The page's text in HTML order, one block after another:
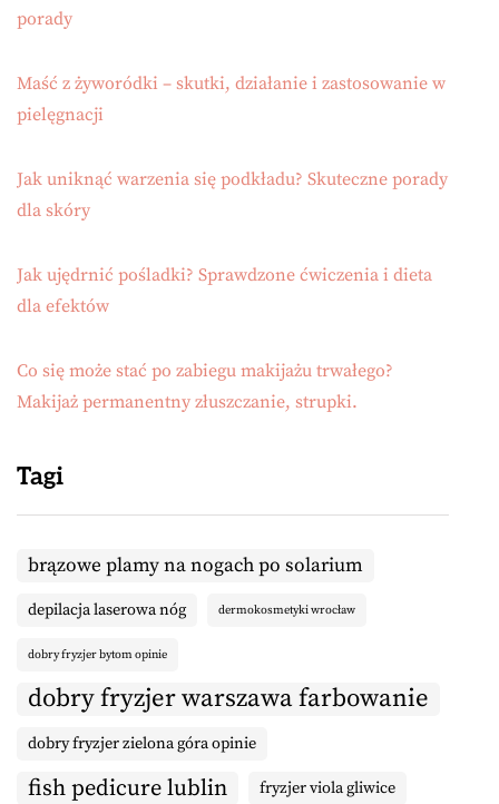
porady
Maść z żyworódki – skutki, działanie i zastosowanie w
pielęgnacji
Jak uniknąć warzenia się podkładu? Skuteczne porady
dla skóry
Jak ujędrnić pośladki? Sprawdzone ćwiczenia i dieta
dla efektów
Co się może stać po zabiegu makijażu trwałego?
Makijaż permanentny złuszczanie, strupki.
Tagi
brązowe plamy na nogach po solarium
depilacja laserowa nóg dermokosmetyki wrocław
dobry fryzjer bytom opinie
dobry fryzjer warszawa farbowanie
dobry fryzjer zielona góra opinie
fish pedicure lublin fryzjer viola gliwice